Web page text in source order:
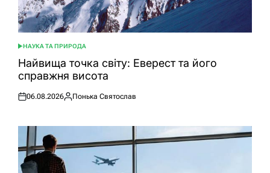
ОПУБЛІКУВАТИ
У
НАУКА ТА ПРИРОДА
Найвища точка світу: Еверест та його
справжня висота
Оприлюднено
06.08.2026
Опубліковано
Понька Святослав